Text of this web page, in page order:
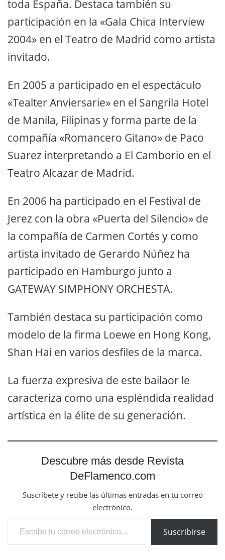
toda España. Destaca también su
participación en la «Gala Chica Interview
2004» en el Teatro de Madrid como artista
invitado.
En 2005 a participado en el espectáculo
«Tealter Anviersarie» en el Sangrila Hotel
de Manila, Filipinas y forma parte de la
compañía «Romancero Gitano» de Paco
Suarez interpretando a El Camborio en el
Teatro Alcazar de Madrid.
En 2006 ha participado en el Festival de
Jerez con la obra «Puerta del Silencio» de
la compañía de Carmen Cortés y como
artista invitado de Gerardo Núñez ha
participado en Hamburgo junto a
GATEWAY SIMPHONY ORCHESTA.
También destaca su participación como
modelo de la firma Loewe en Hong Kong,
Shan Hai en varios desfiles de la marca.
La fuerza expresiva de este bailaor le
caracteriza como una espléndida realidad
artística en la élite de su generación.
Descubre más desde Revista
DeFlamenco.com
Suscríbete y recibe las últimas entradas en tu correo
electrónico.
Escribe tu correo electrónico…
Suscribirse